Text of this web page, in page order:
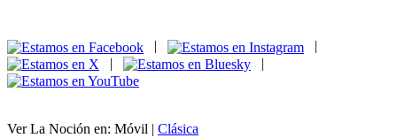
|
|
Ver La Noción en: Móvil | Clásica